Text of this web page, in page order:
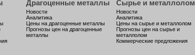
Драгоценные металлы
Новости
Аналитика
Цены на драгоценные металлы
Прогнозы цен на драгоценные
металлы
Сырье и металлолом
Новости
Аналитика
Цены на сырье и металлолом
Прогнозы цен на сырье и
металлолом
Коммерческие предложения